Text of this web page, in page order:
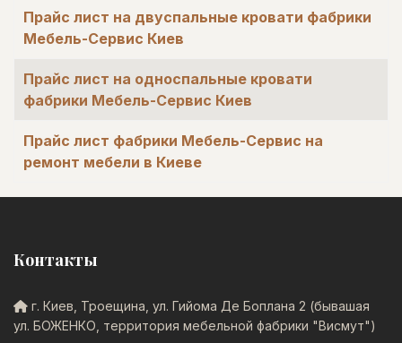
Прайс лист на двуспальные кровати фабрики
Мебель-Сервис Киев
Прайс лист на односпальные кровати
фабрики Мебель-Сервис Киев
Прайс лист фабрики Мебель-Сервис на
ремонт мебели в Киеве
Контакты
г. Киев, Троещина, ул. Гийома Де Боплана 2 (бывашая
ул. БОЖЕНКО, территория мебельной фабрики "Висмут")